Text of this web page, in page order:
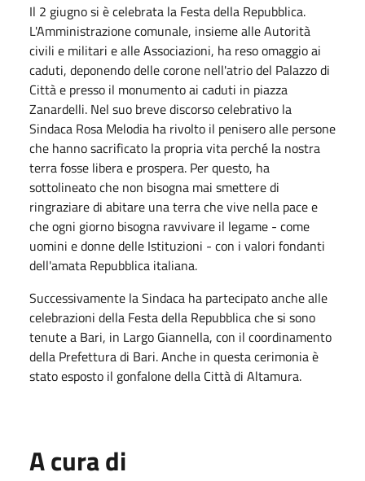
Il 2 giugno si è celebrata la Festa della Repubblica.
L'Amministrazione comunale, insieme alle Autorità
civili e militari e alle Associazioni, ha reso omaggio ai
caduti, deponendo delle corone nell'atrio del Palazzo di
Città e presso il monumento ai caduti in piazza
Zanardelli. Nel suo breve discorso celebrativo la
Sindaca Rosa Melodia ha rivolto il penisero alle persone
che hanno sacrificato la propria vita perché la nostra
terra fosse libera e prospera. Per questo, ha
sottolineato che non bisogna mai smettere di
ringraziare di abitare una terra che vive nella pace e
che ogni giorno bisogna ravvivare il legame - come
uomini e donne delle Istituzioni - con i valori fondanti
dell'amata Repubblica italiana.
Successivamente la Sindaca ha partecipato anche alle
celebrazioni della Festa della Repubblica che si sono
tenute a Bari, in Largo Giannella, con il coordinamento
della Prefettura di Bari. Anche in questa cerimonia è
stato esposto il gonfalone della Città di Altamura.
A cura di